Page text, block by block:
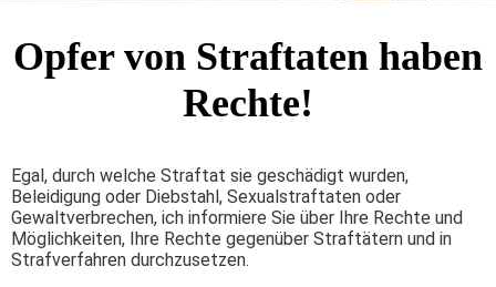
Opfer von Straftaten haben
Rechte!
Egal, durch welche Straftat sie geschädigt wurden,
Beleidigung oder Diebstahl, Sexualstraftaten oder
Gewaltverbrechen, ich informiere Sie über Ihre Rechte und
Möglichkeiten, Ihre Rechte gegenüber Straftätern und in
Strafverfahren durchzusetzen.